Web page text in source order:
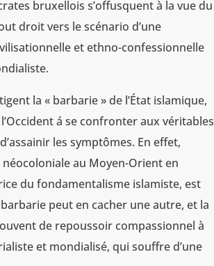
bruxellois s’offusquent à la vue du
droit vers le scénario d’une
et ethno-confessionnelle
la « barbarie » de l’État islamique,
á se confronter aux véritables
les symptômes. En effet,
au Moyen-Orient en
du fondamentalisme islamiste, est
peut en cacher une autre, et la
de repoussoir compassionnel à
et mondialisé, qui souffre d’une